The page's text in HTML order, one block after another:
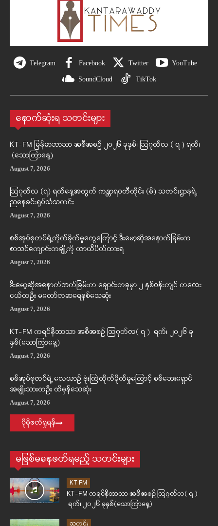
Telegram Facebook Twitter YouTube
SoundCloud TikTok
နောက်ဆုံးရ သတင်းများ
KT-FM မြန်မာဘာသာ အစီအစဉ် ၂၀၂၆ ခုနှစ်၊ ဩဂုတ်လ ( ၇ ) ရက်၊
(သောကြာနေ့)
August 7, 2026
ဩဂုတ်လ (၇) ရက်နေ့အတွက် ကန္တာရဝတီတိုင်း (မ်) သတင်းဌာနရဲ့
ညနေခင်းရုပ်သံသတင်း
August 7, 2026
စစ်အုပ်စုတပ်ရဲ့တိုက်ခိုက်မှုတွေကြောင့် ဒီးမော့ဆိုအနောက်ခြမ်းက
စာသင်ကျောင်းတချို့ကို ယာယီပိတ်ထားရ
August 7, 2026
ဒီးမော့ဆိုအနောက်ဘက်ခြမ်းက ချောင်းတခုမှာ ၂ နှစ်ဝန်းကျင် ကလေး
ငယ်တဦး မတော်တဆရေနစ်သေဆုံး
August 7, 2026
KT-FM ကရင်နီဘာသာ အစီအစဉ် ဩဂုတ်လ( ၇ ) ရက်၊ ၂၀၂၆ ခု
နှစ်(သောကြာနေ့)
August 7, 2026
စစ်အုပ်စုတပ်ရဲ့ လေယာဉ် ဗုံးကြဲတိုက်ခိုက်မှုကြောင့် စစ်ဘေးရှောင်
အမျိုးသားတဦး ထိမှန်သေဆုံး
August 7, 2026
ပိုမိုဖတ်ရှုရန်
မဖြစ်မနေဖတ်ရမည့် သတင်းများ
KT FM
KT-FM ကရင်နီဘာသာ အစီအစဉ် ဩဂုတ်လ( ၇ )
ရက်၊ ၂၀၂၆ ခုနှစ်(သောကြာနေ့)
သတင်း